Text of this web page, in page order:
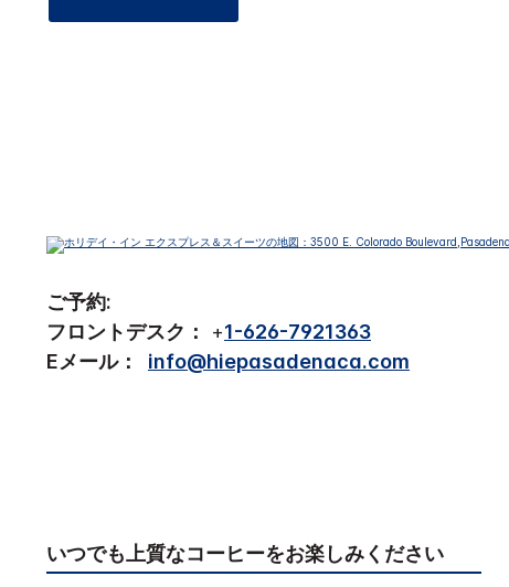
ご予約:
フロントデスク：
+1-626-7921363
Eメール：
info@hiepasadenaca.com
いつでも上質なコーヒーをお楽しみください